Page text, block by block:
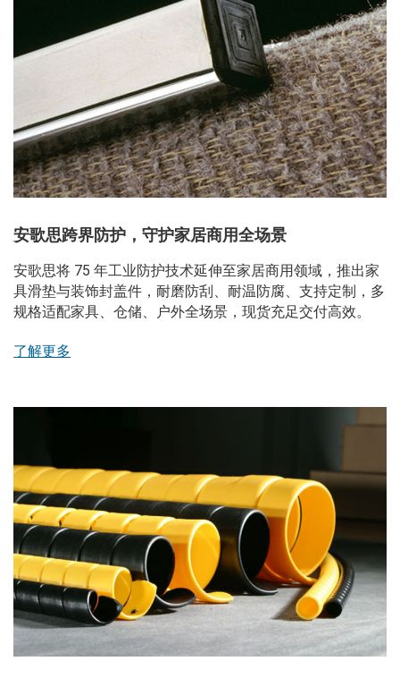
安歌思跨界防护，守护家居商用全场景
安歌思将 75 年工业防护技术延伸至家居商用领域，推出家
具滑垫与装饰封盖件，耐磨防刮、耐温防腐、支持定制，多
规格适配家具、仓储、户外全场景，现货充足交付高效。
了解更多